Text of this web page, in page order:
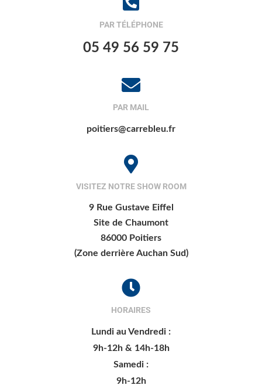
PAR TÉLÉPHONE
05 49 56 59 75
PAR MAIL
poitiers@carrebleu.fr
VISITEZ NOTRE SHOW ROOM
9 Rue Gustave Eiffel
Site de Chaumont
86000 Poitiers
(Zone derrière Auchan Sud)
HORAIRES
Lundi au Vendredi :
9h-12h & 14h-18h
Samedi :
9h-12h